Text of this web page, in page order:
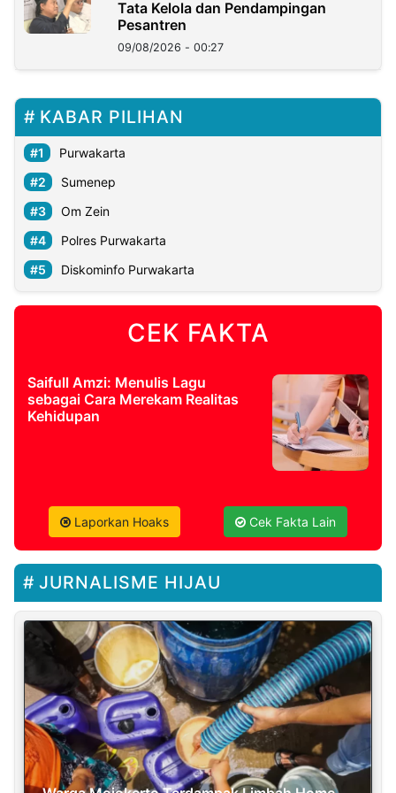
Tata Kelola dan Pendampingan
Pesantren
09/08/2026 - 00:27
KABAR PILIHAN
Purwakarta
Sumenep
Om Zein
Polres Purwakarta
Diskominfo Purwakarta
CEK FAKTA
Saifull Amzi: Menulis Lagu
sebagai Cara Merekam Realitas
Kehidupan
Laporkan Hoaks Cek Fakta Lain
JURNALISME HIJAU